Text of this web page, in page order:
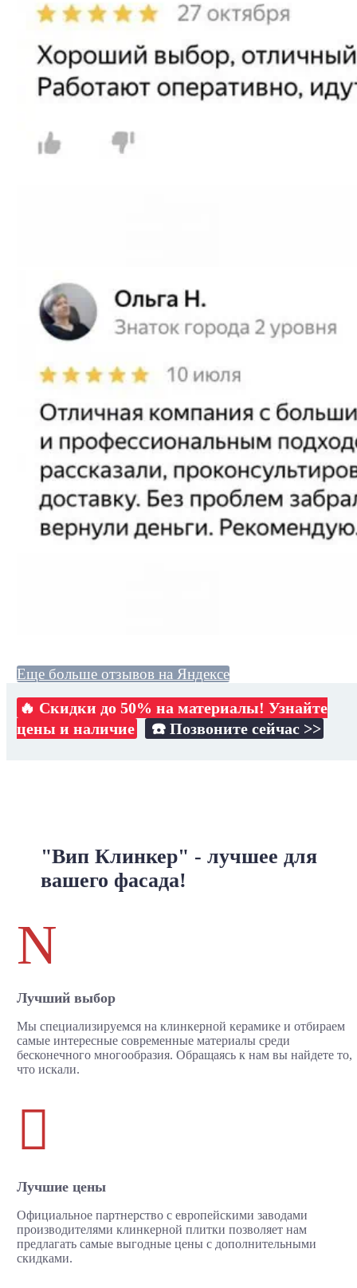
Еще больше отзывов на Яндексе
🔥 Скидки до 50% на материалы! Узнайте
цены и наличие
☎️ Позвоните сейчас >>
"Вип Клинкер" - лучшее для
вашего фасада!
N
Лучший выбор
Мы специализируемся на клинкерной керамике и отбираем
самые интересные современные материалы среди
бесконечного многообразия. Обращаясь к нам вы найдете то,
что искали.

Лучшие цены
Официальное партнерство с европейскими заводами
производителями клинкерной плитки позволяет нам
предлагать самые выгодные цены с дополнительными
скидками.